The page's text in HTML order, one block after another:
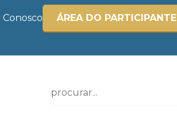
Conosco ÁREA DO PARTICIPANTE